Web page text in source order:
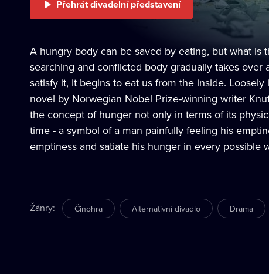
Přehrát divadelní představení
A hungry body can be saved by eating, but what is
searching and conflicted body gradually takes
satisfy it, it begins to eat us from the inside.
novel by Norwegian Nobel Prize-winning writer
the concept of hunger not only in terms of its
time - a symbol of a man painfully feeling his
emptiness and satiate his hunger in every possible
Žánry: Činohra Alternativní divadlo Drama